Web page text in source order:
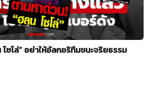
ซโล่” อย่าให้อัลกอริทึมชนะจริยธรรม